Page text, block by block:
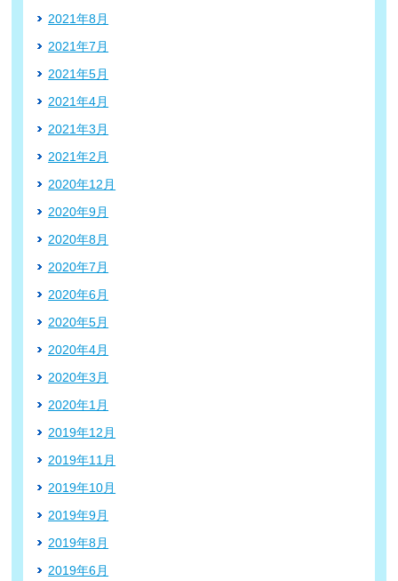
2021年8月
2021年7月
2021年5月
2021年4月
2021年3月
2021年2月
2020年12月
2020年9月
2020年8月
2020年7月
2020年6月
2020年5月
2020年4月
2020年3月
2020年1月
2019年12月
2019年11月
2019年10月
2019年9月
2019年8月
2019年6月